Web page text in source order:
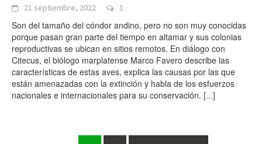
21 septiembre, 2022 1
Son del tamaño del cóndor andino, pero no son muy conocidas
porque pasan gran parte del tiempo en altamar y sus colonias
reproductivas se ubican en sitios remotos. En diálogo con
Citecus, el biólogo marplatense Marco Favero describe las
características de estas aves, explica las causas por las que
están amenazadas con la extinción y habla de los esfuerzos
nacionales e internacionales para su conservación. [...]